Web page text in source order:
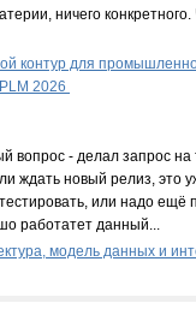
ничего
контур для
2026
вопрос - делал запрос на
ждать новый релиз, это
или надо ещё
работатет данный...
модель данных и